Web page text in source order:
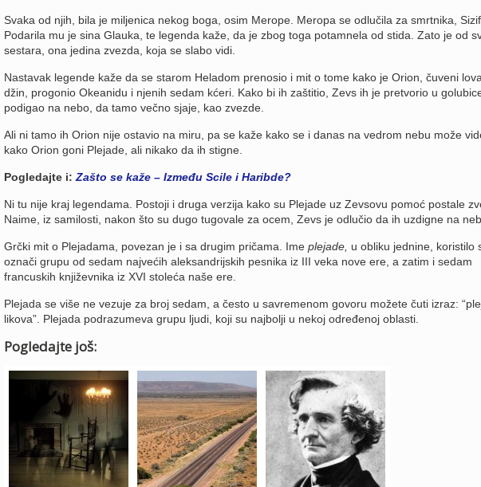
Svaka od njih, bila je miljenica nekog boga, osim Merope. Meropa se odlučila za smrtnika,
Podarila mu je sina Glauka, te legenda kaže, da je zbog toga potamnela od stida. Zato je od
sestara, ona jedina zvezda, koja se slabo vidi.
Nastavak legende kaže da se starom Heladom prenosio i mit o tome kako je Orion, čuveni
džin, progonio Okeanidu i njenih sedam kćeri. Kako bi ih zaštitio, Zevs ih je pretvorio u
podigao na nebo, da tamo večno sjaje, kao zvezde.
Ali ni tamo ih Orion nije ostavio na miru, pa se kaže kako se i danas na vedrom nebu može
kako Orion goni Plejade, ali nikako da ih stigne.
Pogledajte i: Zašto se kaže – Između Scile i Haribde?
Ni tu nije kraj legendama. Postoji i druga verzija kako su Plejade uz Zevsovu pomoć postale
Naime, iz samilosti, nakon što su dugo tugovale za ocem, Zevs je odlučio da ih uzdigne na
Grčki mit o Plejadama, povezan je i sa drugim pričama. Ime plejade, u obliku jednine, koristilo
označi grupu od sedam najvećih aleksandrijskih pesnika iz III veka nove ere, a zatim i sedam
francuskih književnika iz XVI stoleća naše ere.
Plejada se više ne vezuje za broj sedam, a često u savremenom govoru možete čuti izraz:
likova”. Plejada podrazumeva grupu ljudi, koji su najbolji u nekoj određenoj oblasti.
Pogledajte još: